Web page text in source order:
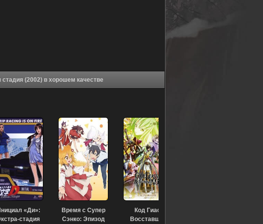
Аниме Инициал «Ди»: Боевая стадия (2002) в хорошем качестве
«Ди»:
стадия
Время с Супер
Сэнко: Эпизод
Код Гиас:
Восставший